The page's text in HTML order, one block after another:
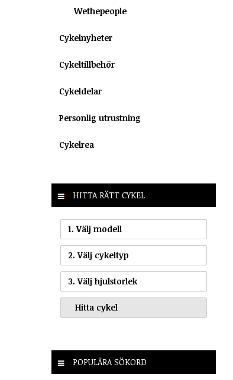
Wethepeople
Cykelnyheter
Cykeltillbehör
Cykeldelar
Personlig utrustning
Cykelrea
HITTA RÄTT CYKEL
1. Välj modell
2. Välj cykeltyp
3. Välj hjulstorlek
POPULÄRA SÖKORD